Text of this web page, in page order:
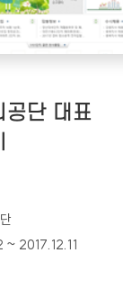
공단 대표
~ 2017.12.11